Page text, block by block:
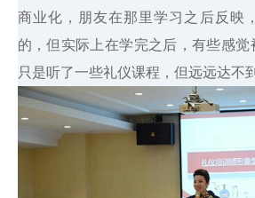
商业化，朋友在那里学习之后反映
的，但实际上在学完之后，有些感
只是听了一些礼仪课程，但远远达不